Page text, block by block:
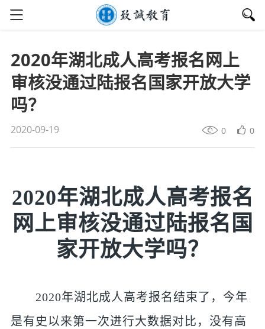
2020年湖北成人高考报名网上
审核没通过陆报名国家开放大学
吗？
2020-09-19 0 0
2020年湖北成人高考报名
网上审核没通过陆报名国
家开放大学吗？
2020年湖北成人高考报名结束了，今年
是有史以来第一次进行大数据对比，没有高